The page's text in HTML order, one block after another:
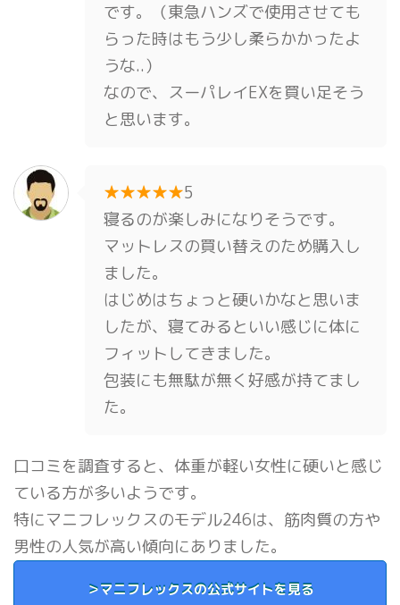
です。（東急ハンズで使用させても
らった時はもう少し柔らかかったよ
うな..）
なので、スーパレイEXを買い足そう
と思います。
★★★★★5
寝るのが楽しみになりそうです。
マットレスの買い替えのため購入し
ました。
はじめはちょっと硬いかなと思いま
したが、寝てみるといい感じに体に
フィットしてきました。
包装にも無駄が無く好感が持てまし
た。
口コミを調査すると、体重が軽い女性に硬いと感じ
ている方が多いようです。
特にマニフレックスのモデル246は、筋肉質の方や
男性の人気が高い傾向にありました。
＞マニフレックスの公式サイトを見る